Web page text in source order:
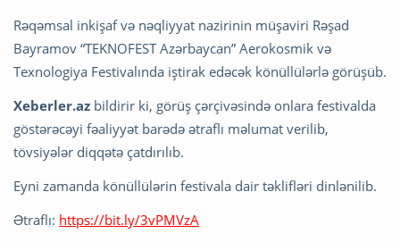
Rəqəmsal inkişaf və nəqliyyat nazirinin müşaviri Rəşad
Bayramov “TEKNOFEST Azərbaycan” Aerokosmik və
Texnologiya Festivalında iştirak edəcək könüllülərlə görüşüb.
Xeberler.az bildirir ki, görüş çərçivəsində onlara festivalda
göstərəcəyi fəaliyyət barədə ətraflı məlumat verilib,
tövsiyələr diqqətə çatdırılıb.
Eyni zamanda könüllülərin festivala dair təklifləri dinlənilib.
Ətraflı: https://bit.ly/3vPMVzA